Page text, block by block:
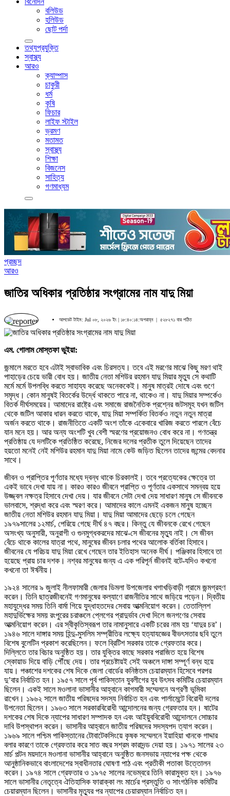
বলিউড
হলিউড
ছোট পর্দা
তথ্যপ্রযুক্তি
স্বাস্থ্য
আরও
ক্যাম্পাস
চাকুরী
ধর্ম
কৃষি
ফিচার
লাইফ স্টাইল
ভ্রমণ
মতামত
স্বাস্থ্য
শিক্ষা
বিজনেস
সাহিত্য
গণমাধ্যম
প্রচ্ছদ
আরও
জাতির অধিকার প্রতিষ্ঠার সংগ্রামের নাম যাদু মিয়া
আপডেট টাইম: Jul ০৮, ২০২৬ ইং | ১৮:৪০:১৪:অপরাহ্ন | ৫২৮২৭১ বার পঠিত
এম. গোলাম মোস্তফা ভুইয়া:
জন্মালে মরতে হবে এটাই স্বাভাবিক এবং চিরসত্য। তবে এই মরণের মাঝে কিছু মরণ থাই
পাহাড়ের চেয়ে ভারী বোধ হয়। জাতীয় নেতা মশিউর রহমান যাদু মিয়ার মৃত্যু সে কথাটি
মর্মে মর্মে উপলব্ধি করতে সাহায্য করেছে অনেককেই। মানুষ মাত্রই দোষে এবং গুণে
সমৃদ্ধ। কোন মানুষই বিতর্কের উর্দ্ধে থাকতে পারে না, থাকেও না। যাদু মিয়ার সম্পর্কেও
বিতর্ক দীর্ঘসময়ের। আমাদের রাষ্ট্রে এবং সমাজে রাজনৈতিক প্রশ্নের জটসমূহ যখন জটিল
থেকে জটিল আকার ধারন করতে থাকে, যাদু মিয়া সম্পর্কিত বিতর্কও নতুন নতুন মাত্রা
অর্জন করতে থাকে। রাজনীতিতে একটি অংশ তাঁকে একেবারে খারিজ করতে পারলে বেঁচে
যান মনে হয়। আর অন্য অংশটি খুব বেশী স্মরণের প্রয়োজনও বোধ করে না। গণতন্ত্র
প্রতিষ্ঠায় যে দলটিকে প্রতিষ্ঠিত করেছে, নিজের দলের প্রতীক তুলে দিয়েছেন তাদের
হয়তো মনেই নেই মশিউর রহমান যাদু মিয়া নামে কেউ জড়িত ছিলেন তাদের জন্মের বেদনার
সাথে।
জীবন ও প্রাপ্তির পূর্ণতার মধ্যে দ্বন্ধ থাকে চিরকালই। তবে প্রত্যেকের ক্ষেত্রে তা
একই ভাবে দেখা যায় না। কারও কারও জীবনে প্রাপ্তি ও পূর্ণতার একসাথে সমন্বয় হয়ে
উজ্জ্বল নক্ষত্র হিসাবে দেখা দেয়। যার জীবনে সেটা দেখা দেয় সাধারণ মানুষ সে জীবনকে
ভালবাসে, শ্রদ্ধা করে এবং স্মরণ করে। আমাদের কালে এমনই একজন মানুষ হচ্ছেন
জাতীয় নেতা মশিউর রহমান যাদু মিয়া। যাদু মিয়া আমাদের ছেড়ে চলে গেছেন
১৯৭৯সালের ১২মার্চ, পেরিয়ে গেছে দীর্ঘ ৪৭ বছর। কিন্তু যে জীবনকে রেখে গেছেন
অসংখ্য অনুসারী, অনুরাগী ও গুনমুগ্ধকরদের মাঝে-সে জীবনের মৃত্যু নাই। সে জীবন
বেঁচে থাকে কালের যাত্রা পথে, মানুষের জীবন চলার পথের আলোক বর্তিকা হিসাবে।
জীবনের যে পরিচয় যাদু মিয়া রেখে গেছেন তার ইতিহাস অনেক দীর্ঘ। পঞ্জিকার হিসাবে তা
হয়েছে প্রায় চার দশক। নশ্বর মানুষের জন্য এ এক পরিপূর্ন জীবনই বটে-যদিও কখনো
কখনো তা ঈর্ষনীয়।
১৯২৪ সালের ৯ জুলাই নীলফামারী জেলার ডিমলা উপজেলার খগাখড়িবাড়ী গ্রামে জন্মগ্রহণ
করেন। তিনি ছাত্রজীবনেই গণমানুষের কল্যাণে রাজনীতির সাথে জড়িয়ে পড়েন। দ্বিতীয়
মহাযুদ্ধের সময় তিনি বার্মা গিয়ে যুদ্ধাহতদের সেবায় আত্মনিয়োগ করেন। তেতাল্লিশ
মহাদুর্ভিক্ষের সময় রংপুরের চরাঞ্চলে প্লেগের প্রাদুর্ভাব দেখা দিলে জনগণের সেবায়
আত্মনিয়োগ করেন। এর স্বীকৃতিস্বরূপ তার নামানুসারে একটি চরের নাম হয় ‘যাদুর চর’।
১৯৪৬ সালে দাঙ্গার সময় হিন্দু-মুসলিম সম্প্রীতির লক্ষ্যে হত্যাযজ্ঞের বীভৎসতার ছবি তুলে
বিশেষ বুলেটিন প্রকাশ করেছিলেন। ফলে ব্রিটিশ সরকার তাকে গ্রেফতার করে।
দিল্লিতে তার বিচার অনুষ্ঠিত হয়। তার যুক্তির কাছে সরকার পরাজিত হয়ে বিশেষ
স্কোয়াড দিয়ে বাড়ি পৌঁছে দেয়। তার প্রচেষ্টায়ই সেই অঞ্চলে দাঙ্গা সম্পূর্ণ বন্ধ হয়ে
যায়। পঞ্চাশের দশকের শেষ দিকে জেলা বোর্ডের কনিষ্ঠতম চেয়ারম্যান হিসেবে পরপর
দু’বার নির্বাচিত হন। ১৯৫৭ সালে পূর্ব পাকিস্তান যুবলীগের যুব উৎসব কমিটির চেয়ারম্যান
ছিলেন। একই সালে মওলানা ভাসানীর আহ্বানে কাগমারী সম্মেলনে অগ্রণী ভূমিকা
রাখেন। ১৯৬২ সালে জাতীয় পরিষদের সদস্য নির্বাচিত হন এবং পার্লামেন্টে বিরোধী দলের
উপনেতা ছিলেন। ১৯৬৩ সালে সরকারবিরোধী আন্দোলনের জন্য গ্রেফতার হন। ষাটের
দশকের শেষ দিকে ন্যাপের সাধারণ সম্পাদক হন এবং আইয়ুববিরোধী আন্দোলনে সোচ্চার
দাবি উপস্থাপন করেন। ভাসানীর আহ্বানে জাতীয় পরিষদের সদস্যপদ ত্যাগ করেন।
১৯৬৯ সালে পশ্চিম পাকিস্তানের টোবাটেকসিংয়ে কৃষক সম্মেলনে ইয়াহিয়া খানকে গাদ্দার
বলার কারণে তাকে গ্রেফতার করে সাত বছর সশ্রম কারাদন্ড দেয়া হয়। ১৯৭১ সালের ২৩
মার্চ পল্টন ময়দানে মওলানা ভাসানীর আহ্বানে অনুষ্ঠিত জনসভায় ন্যাপের পক্ষ থেকে
আনুষ্ঠানিকভাবে বাংলাদেশের স্বাধীনতার ঘোষণা পাঠ এবং প্রতীকী পতাকা উত্তোলন
করেন। ১৯৭৪ সালে গ্রেফতার ও ১৯৭৫ সালের নভেম্বরে তিনি কারামুক্ত হন। ১৯৭৬
সালে ভাসানীর নেতৃত্বে ঐতিহাসিক ফারাক্কা লং মার্চের প্রস্তুতি ও সাংগঠনিক কমিটির
চেয়ারম্যান ছিলেন। ভাসানীর মৃত্যুর পর ন্যাপের চেয়ারম্যান নির্বাচিত হন।